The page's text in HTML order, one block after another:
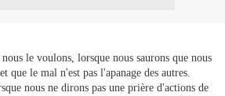
le voulons, lorsque nous saurons que nous
que le mal n'est pas l'apanage des autres.
nous ne dirons pas une prière d'actions de